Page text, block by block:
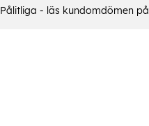
Pålitliga - läs kundomdömen på